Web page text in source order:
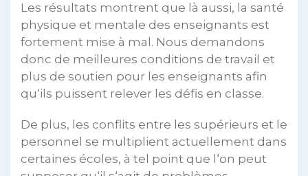
Les résultats montrent que là aussi, la santé
physique et mentale des enseignants est
fortement mise à mal. Nous demandons
donc de meilleures conditions de travail et
plus de soutien pour les enseignants afin
qu‘ils puissent relever les défis en classe.
De plus, les conflits entre les supérieurs et le
personnel se multiplient actuellement dans
certaines écoles, à tel point que l‘on peut